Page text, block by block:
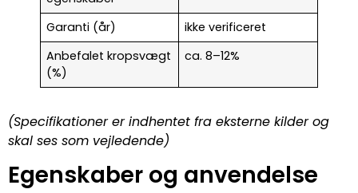
Garanti (år)
ikke verificeret
Anbefalet kropsvægt
(%)
ca. 8–12%
(Specifikationer er indhentet fra eksterne kilder og
skal ses som vejledende)
Egenskaber og anvendelse